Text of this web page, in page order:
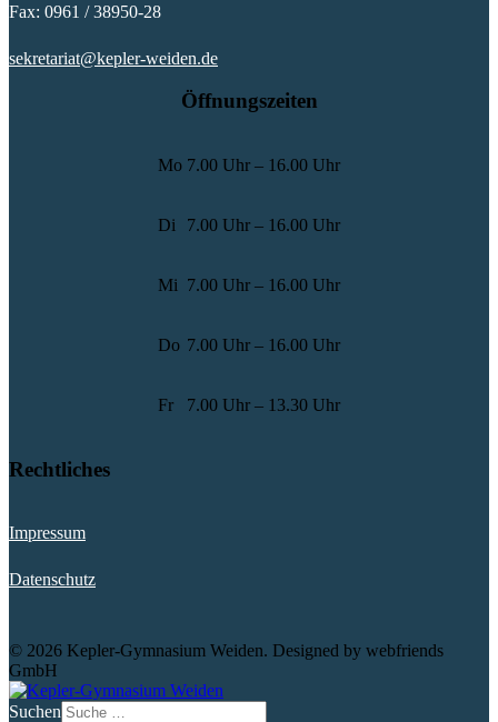
Fax: 0961 / 38950-28
sekretariat@kepler-weiden.de
Öffnungszeiten
Mo 7.00 Uhr – 16.00 Uhr
Di 7.00 Uhr – 16.00 Uhr
Mi 7.00 Uhr – 16.00 Uhr
Do 7.00 Uhr – 16.00 Uhr
Fr 7.00 Uhr – 13.30 Uhr
Rechtliches
Impressum
Datenschutz
© 2026 Kepler-Gymnasium Weiden. Designed by webfriends
GmbH
Suchen